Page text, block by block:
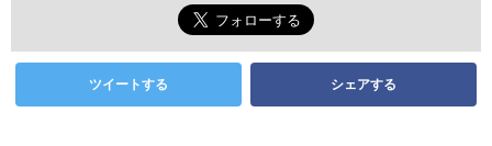
ツイートする シェアする